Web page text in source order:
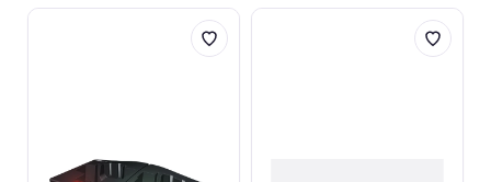
AKG
Shure